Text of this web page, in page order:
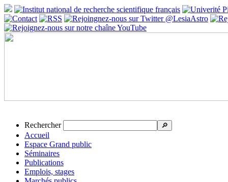
Rechercher 🔎
Accueil
Espace Grand public
Séminaires
Publications
Emplois, stages